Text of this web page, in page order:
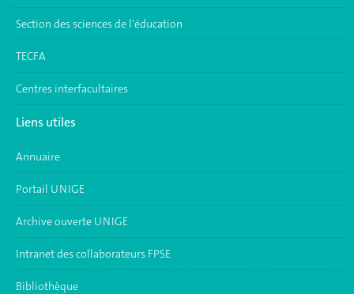
Section des sciences de l'éducation
TECFA
Centres interfacultaires
Liens utiles
Annuaire
Portail UNIGE
Archive ouverte UNIGE
Intranet des collaborateurs FPSE
Bibliothèque